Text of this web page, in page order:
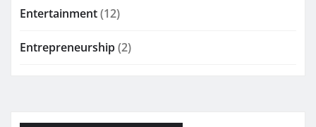
Entertainment(12)
Entrepreneurship(2)